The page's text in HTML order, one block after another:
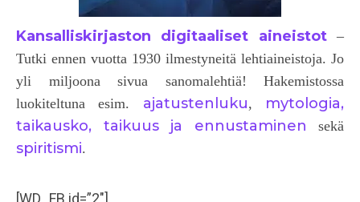
Kansalliskirjaston digitaaliset aineistot–
Tutki ennen vuotta 1930 ilmestyneitä lehtiaineistoja. Jo
yli miljoona sivua sanomalehtiä! Hakemistossa
luokiteltuna esim. ajatustenluku, mytologia,
taikausko, taikuus ja ennustaminen sekä
spiritismi.
[WD_FB id=”2″]